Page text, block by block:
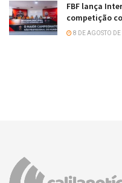
FBF lança
competição
8 DE AGOSTO